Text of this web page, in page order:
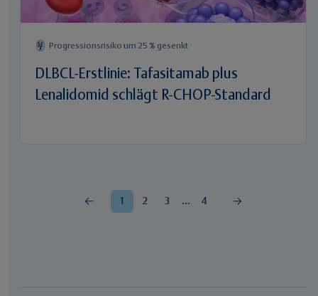
Progressionsrisiko um 25 % gesenkt
DLBCL-Erstlinie: Tafasitamab plus
Lenalidomid schlägt R-CHOP-Standard
1 2 3 ... 4